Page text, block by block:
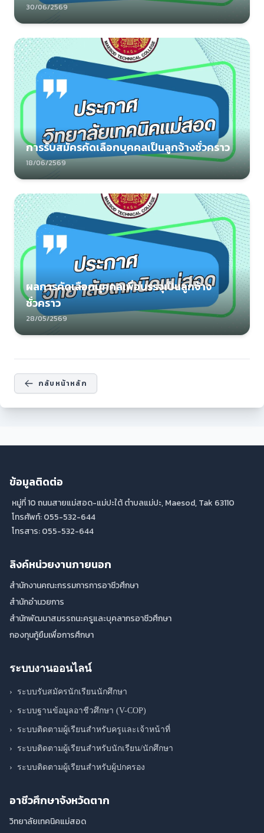
30/06/2569
การรับสมัครคัดเลือกบุคคลเป็นลูกจ้างชั่วคราว
18/06/2569
ผลการคัดเลือกบุคคลเพื่อบรรจุเป็นลูกจ้าง
ชั่วคราว
28/05/2569
กลับหน้าหลัก
ข้อมูลติดต่อ
หมู่ที่ 10 ถนนสายแม่สอด-แม่ปะใต้ ตำบลแม่ปะ, Maesod, Tak 63110
โทรศัพท์: 055-532-644
โทรสาร: 055-532-644
ลิงค์หน่วยงานภายนอก
สำนักงานคณะกรรมการการอาชีวศึกษา
สำนักอำนวยการ
สำนักพัฒนาสมรรถนะครูและบุคลากรอาชีวศึกษา
กองทุนกู้ยืมเพื่อการศึกษา
ระบบงานออนไลน์
› ระบบรับสมัครนักเรียนนักศึกษา
› ระบบฐานข้อมูลอาชีวศึกษา (V-COP)
› ระบบติดตามผู้เรียนสำหรับครูและเจ้าหน้าที่
› ระบบติดตามผู้เรียนสำหรับนักเรียน/นักศึกษา
› ระบบติดตามผู้เรียนสำหรับผู้ปกครอง
อาชีวศึกษาจังหวัดตาก
วิทยาลัยเทคนิคแม่สอด